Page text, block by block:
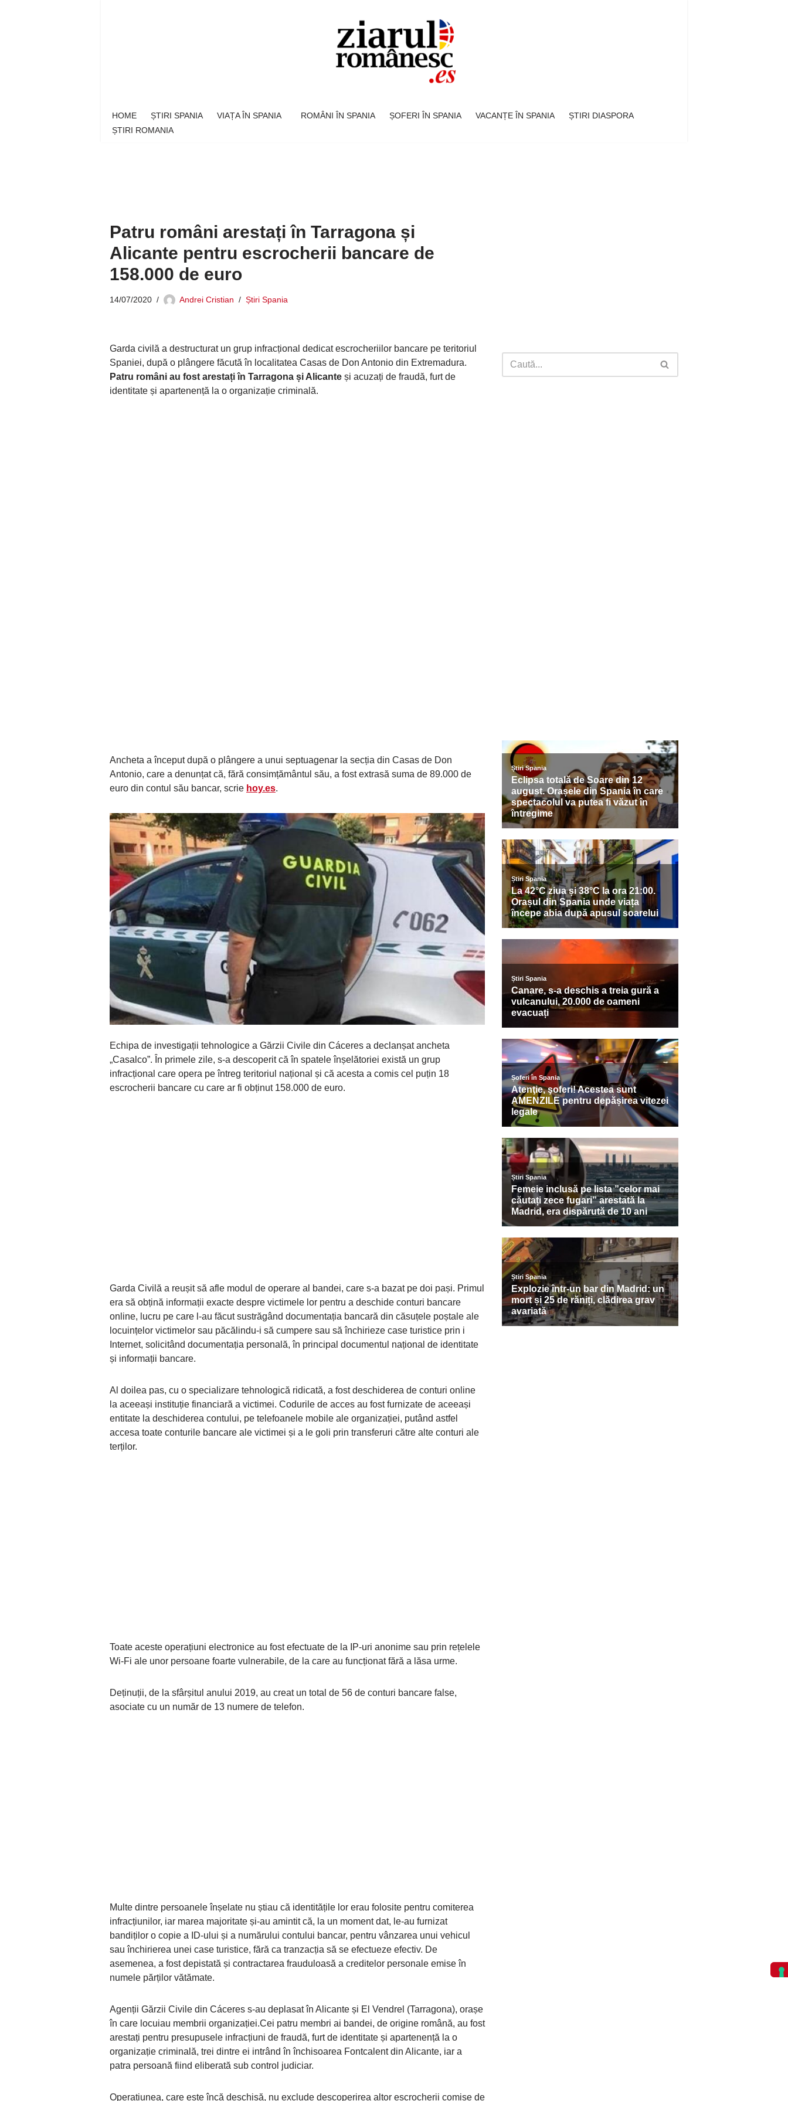
HOME ȘTIRI SPANIA VIAȚA ÎN SPANIA ROMÂNI ÎN SPANIA ȘOFERI ÎN SPANIA VACANȚE ÎN SPANIA
ȘTIRI DIASPORA
ȘTIRI ROMANIA
Patru români arestați în Tarragona și
Alicante pentru escrocherii bancare de
158.000 de euro
14/07/2020 Andrei Cristian Știri Spania
Garda civilă a destructurat un grup infracțional dedicat escrocheriilor bancare pe teritoriul
Spaniei, după o plângere făcută în localitatea Casas de Don Antonio din Extremadura.
Patru români au fost arestați în Tarragona și Alicante și acuzați de fraudă, furt de
identitate și apartenență la o organizație criminală.
Ancheta a început după o plângere a unui septuagenar la secția din Casas de Don
Antonio, care a denunțat că, fără consimțământul său, a fost extrasă suma de 89.000 de
euro din contul său bancar, scrie hoy.es.
Echipa de investigații tehnologice a Gărzii Civile din Cáceres a declanșat ancheta
„Casalco”. În primele zile, s-a descoperit că în spatele înșelătoriei există un grup
infracțional care opera pe întreg teritoriul național și că acesta a comis cel puțin 18
escrocherii bancare cu care ar fi obținut 158.000 de euro.
Garda Civilă a reușit să afle modul de operare al bandei, care s-a bazat pe doi pași. Primul
era să obțină informații exacte despre victimele lor pentru a deschide conturi bancare
online, lucru pe care l-au făcut sustrăgând documentația bancară din căsuțele poștale ale
locuințelor victimelor sau păcălindu-i să cumpere sau să închirieze case turistice prin i
Internet, solicitând documentația personală, în principal documentul național de identitate
și informații bancare.
Al doilea pas, cu o specializare tehnologică ridicată, a fost deschiderea de conturi online
la aceeași instituție financiară a victimei. Codurile de acces au fost furnizate de aceeași
entitate la deschiderea contului, pe telefoanele mobile ale organizației, putând astfel
accesa toate conturile bancare ale victimei și a le goli prin transferuri către alte conturi ale
terților.
Toate aceste operațiuni electronice au fost efectuate de la IP-uri anonime sau prin rețelele
Wi-Fi ale unor persoane foarte vulnerabile, de la care au funcționat fără a lăsa urme.
Deținuții, de la sfârșitul anului 2019, au creat un total de 56 de conturi bancare false,
asociate cu un număr de 13 numere de telefon.
Multe dintre persoanele înșelate nu știau că identitățile lor erau folosite pentru comiterea
infracțiunilor, iar marea majoritate și-au amintit că, la un moment dat, le-au furnizat
bandiților o copie a ID-ului și a numărului contului bancar, pentru vânzarea unui vehicul
sau închirierea unei case turistice, fără ca tranzacția să se efectueze efectiv. De
asemenea, a fost depistată și contractarea frauduloasă a creditelor personale emise în
numele părților vătămate.
Agenții Gărzii Civile din Cáceres s-au deplasat în Alicante și El Vendrel (Tarragona), orașe
în care locuiau membrii organizației.Cei patru membri ai bandei, de origine română, au fost
arestați pentru presupusele infracțiuni de fraudă, furt de identitate și apartenență la o
organizație criminală, trei dintre ei intrând în închisoarea Fontcalent din Alicante, iar a
patra persoană fiind eliberată sub control judiciar.
Operațiunea, care este încă deschisă, nu exclude descoperirea altor escrocherii comise de